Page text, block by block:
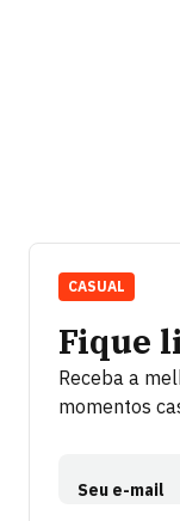
Fique
Receba a
momentos
Seu e-mail
CASUAL